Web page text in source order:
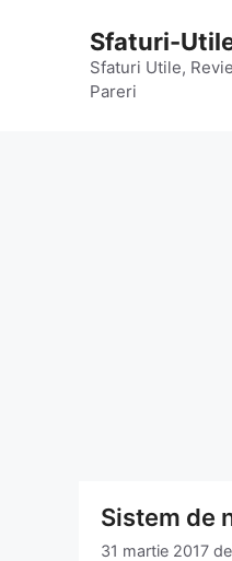
Sfaturi-
Sfaturi Utile,
Pareri
Sistem de
31 martie 2017 de